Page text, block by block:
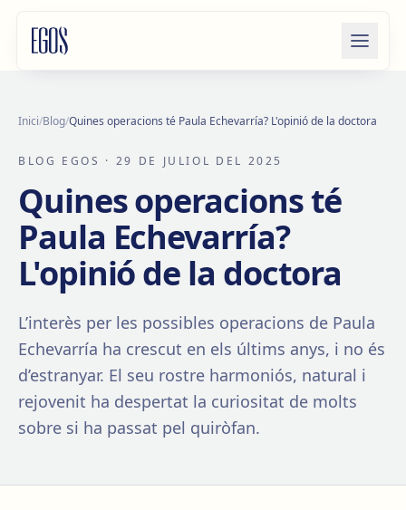
Inici/Blog/Quines operacions té Paula Echevarría? L'opinió de la doctora
BLOG EGOS · 29 DE JULIOL DEL 2025
Quines operacions té
Paula Echevarría?
L'opinió de la doctora
L’interès per les possibles operacions de Paula
Echevarría ha crescut en els últims anys, i no és
d’estranyar. El seu rostre harmoniós, natural i
rejovenit ha despertat la curiositat de molts
sobre si ha passat pel quiròfan.